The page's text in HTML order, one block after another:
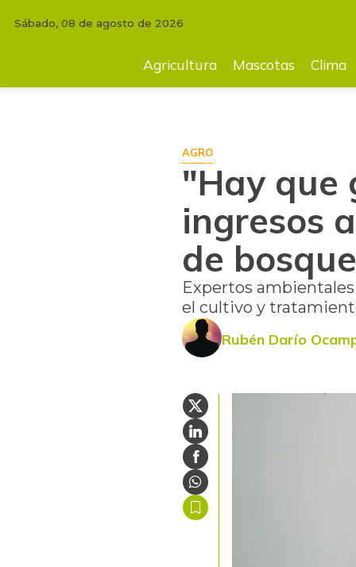
"Hay que generar cultivos que den ingresos
Sábado, 08 de agosto de 2026
Agricultura Mascotas Clima
AGRO
"Hay que
ingresos
de
Expertos
el cultivo y
Rubén Darío